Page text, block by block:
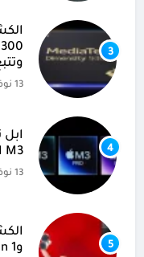
3
13 نوفمبر 2023
4
M3 الجديدة بتكنولوجيا 3 نانومتر
13 نوفمبر 2023
5
وS7 Pro Gen 1 لسماعات الأذن